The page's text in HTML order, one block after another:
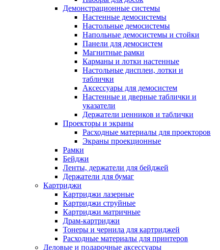
Демонстрационные системы
Настенные демосистемы
Настольные демосистемы
Напольные демосистемы и стойки
Панели для демосистем
Магнитные рамки
Карманы и лотки настенные
Настольные дисплеи, лотки и
таблички
Аксессуары для демосистем
Настенные и дверные таблички и
указатели
Держатели ценников и таблички
Проекторы и экраны
Расходные материалы для проекторов
Экраны проекционные
Рамки
Бейджи
Ленты, держатели для бейджей
Держатели для бумаг
Картриджи
Картриджи лазерные
Картриджи струйные
Картриджи матричные
Драм-картриджи
Тонеры и чернила для картриджей
Расходные материалы для принтеров
Деловые и подарочные аксессуары